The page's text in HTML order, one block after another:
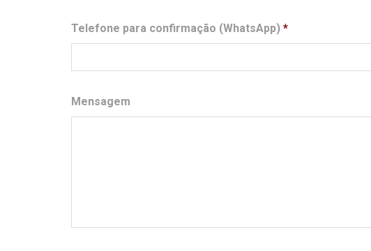
Telefone para confirmação (WhatsApp) *
Mensagem